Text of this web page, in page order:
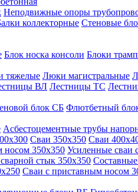
Неподвижные опоры
коллекторные Стеновые
Блок носка консоли Блоки
тяжелые Люки магистральные
ВЛ Лестницы ТС
блок СБ Флютбетный
Асбестоцементные трубы
Сваи 350х350 Сваи
носом 350х350 Усиленные сваи
стык 350х350
Сваи с приставным носом